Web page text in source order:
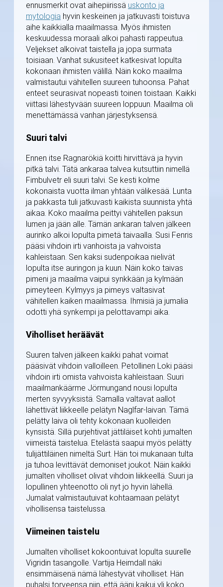
ennusmerkit ovat aihepiirissä uskonto ja
mytologia hyvin keskeinen ja jatkuvasti toistuva
aihe kaikkialla maailmassa. Myös ihmisten
keskuudessa moraali alkoi pahasti rappeutua.
Veljekset alkoivat taistella ja jopa surmata
toisiaan. Vanhat sukusiteet katkesivat lopulta
kokonaan ihmisten välillä. Näin koko maailma
valmistautui vähitellen suureen tuhoonsa. Pahat
enteet seurasivat nopeasti toinen toistaan. Kaikki
viittasi lähestyvään suureen loppuun. Maailma oli
menettämässä vanhan järjestyksensä.
Suuri talvi
Ennen itse Ragnarökiä koitti hirvittävä ja hyvin
pitkä talvi. Tätä ankaraa talvea kutsuttiin nimellä
Fimbulvetr eli suuri talvi. Se kesti kolme
kokonaista vuotta ilman yhtään välikesää. Lunta
ja pakkasta tuli jatkuvasti kaikista suunnista yhtä
aikaa. Koko maailma peittyi vähitellen paksun
lumen ja jään alle. Tämän ankaran talven jälkeen
aurinko alkoi lopulta pimetä taivaalla. Susi Fenris
pääsi vihdoin irti vanhoista ja vahvoista
kahleistaan. Sen kaksi sudenpoikaa nielivät
lopulta itse auringon ja kuun. Näin koko taivas
pimeni ja maailma vaipui synkkään ja kylmään
pimeyteen. Kylmyys ja pimeys valtasivat
vähitellen kaiken maailmassa. Ihmisiä ja jumalia
odotti yhä synkempi ja pelottavampi aika.
Viholliset heräävät
Suuren talven jälkeen kaikki pahat voimat
pääsivät vihdoin valloilleen. Petollinen Loki pääsi
vihdoin irti omista vahvoista kahleistaan. Suuri
maailmankäärme Jörmungand nousi lopulta
merten syvyyksistä. Samalla valtavat aallot
lähettivät liikkeelle pelätyn Naglfar-laivan. Tämä
pelätty laiva oli tehty kokonaan kuolleiden
kynsistä. Sillä purjehtivat jättiläiset kohti jumalten
viimeistä taistelua. Etelästä saapui myös pelätty
tulijättiläinen nimeltä Surt. Hän toi mukanaan tulta
ja tuhoa levittävät demoniset joukot. Näin kaikki
jumalten viholliset olivat vihdoin liikkeellä. Suuri ja
lopullinen yhteenotto oli nyt jo hyvin lähellä.
Jumalat valmistautuivat kohtaamaan pelätyt
vihollisensa taistelussa.
Viimeinen taistelu
Jumalten viholliset kokoontuivat lopulta suurelle
Vigridin tasangolle. Vartija Heimdall näki
ensimmäisenä nämä lähestyvät viholliset. Hän
puhalsi torveensa niin, että ääni kaikui yli koko